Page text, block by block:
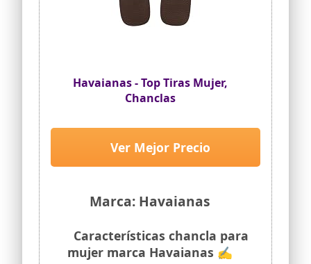
Havaianas - Top Tiras Mujer,
Chanclas
Marca: Havaianas
Ver Mejor Precio
Características chancla para
mujer marca Havaianas ✍